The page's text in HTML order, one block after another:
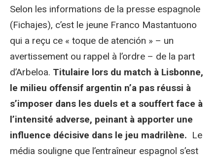
Selon les informations de la presse espagnole
(Fichajes), c’est le jeune Franco Mastantuono
qui a reçu ce « toque de atención » – un
avertissement ou rappel à l’ordre – de la part
d’Arbeloa. Titulaire lors du match à Lisbonne,
le milieu offensif argentin n’a pas réussi à
s’imposer dans les duels et a souffert face à
l’intensité adverse, peinant à apporter une
influence décisive dans le jeu madrilène. Le
média souligne que l’entraîneur espagnol s’est